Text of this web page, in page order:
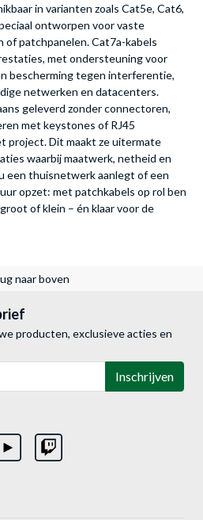
in varianten zoals Cat5e, Cat6,
ontworpen voor vaste
of patchpanelen. Cat7a-kabels
met ondersteuning voor
bescherming tegen interferentie,
netwerken en datacenters.
geleverd zonder connectoren,
met keystones of RJ45
project. Dit maakt ze uitermate
waarbij maatwerk, netheid en
een thuisnetwerk aanlegt of een
opzet: met patchkabels op rol ben
of klein – én klaar voor de
naar boven
producten, exclusieve acties en
Inschrijven